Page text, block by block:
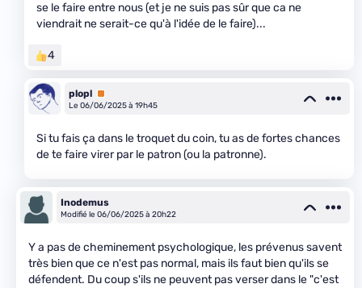
se le faire entre nous (et je ne suis pas sûr que ca ne
viendrait ne serait-ce qu'à l'idée de le faire)...
4
plopl Premium
Le 06/06/2025 à 19h45
Si tu fais ça dans le troquet du coin, tu as de fortes chances
de te faire virer par le patron (ou la patronne).
Inodemus
Modifié le 06/06/2025 à 20h22
Y a pas de cheminement psychologique, les prévenus savent
très bien que ce n'est pas normal, mais ils faut bien qu'ils se
défendent. Du coup s'ils ne peuvent pas verser dans le "c'est